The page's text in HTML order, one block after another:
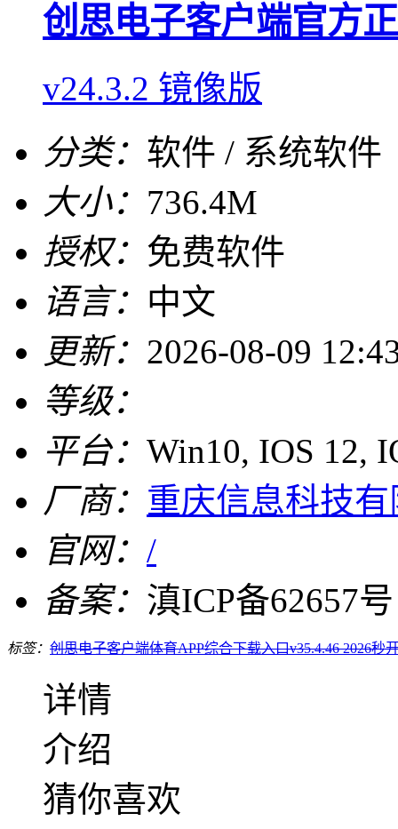
创思电子客户端官方
v24.3.2 镜像版
分类： 软件 / 系统软件
大小： 736.4M
授权： 免费软件
语言： 中文
更新： 2026-08-09
等级：
平台： Win10, IOS 12,
厂商： 重庆信息科技
官网： /
备案： 滇ICP备62657号
标签： 创思电子客户端体育APP综合下载入口v35.4.46 2026秒
详情
介绍
猜你喜欢